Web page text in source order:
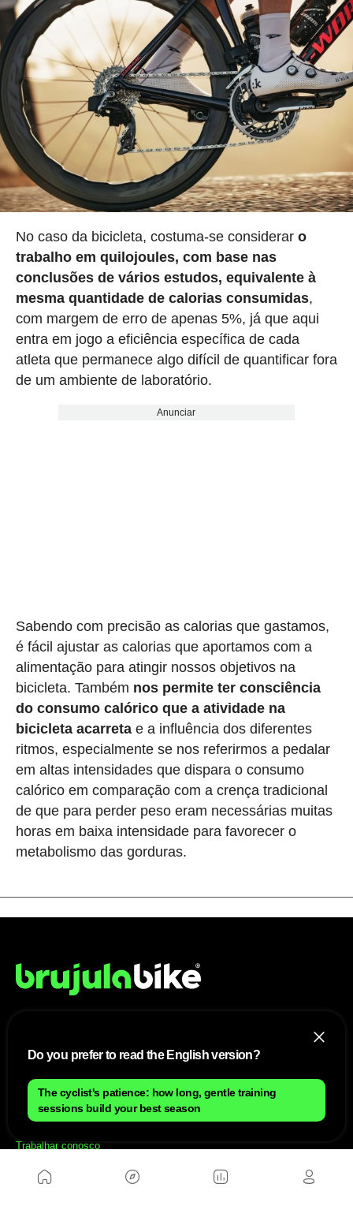
No caso da bicicleta, costuma-se considerar o
trabalho em quilojoules, com base nas
conclusões de vários estudos, equivalente à
mesma quantidade de calorias consumidas,
com margem de erro de apenas 5%, já que aqui
entra em jogo a eficiência específica de cada
atleta que permanece algo difícil de quantificar fora
de um ambiente de laboratório.
Anunciar
Sabendo com precisão as calorias que gastamos,
é fácil ajustar as calorias que aportamos com a
alimentação para atingir nossos objetivos na
bicicleta. Também nos permite ter consciência
do consumo calórico que a atividade na
bicicleta acarretae a influência dos diferentes
ritmos, especialmente se nos referirmos a pedalar
em altas intensidades que dispara o consumo
calórico em comparação com a crença tradicional
de que para perder peso eram necessárias muitas
horas em baixa intensidade para favorecer o
metabolismo das gorduras.
Aviso Legal Brasileiro
Política de cookies Brasileiro
Anúnciate con nosotros brasileiro
Política de privacidad brasileiro
Trabalhar conosco
SITES AMIGÁVEIS
Do you prefer to read the English version?
The cyclist's patience: how long, gentle training
sessions build your best season